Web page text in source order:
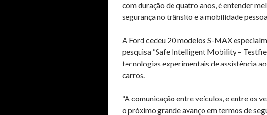
com duração de quatro anos, é entender
segurança no trânsito e a mobilidade
A Ford cedeu 20 modelos S-MAX
pesquisa “Safe Intelligent Mobility –
tecnologias experimentais de assistência
carros.
“A comunicação entre veículos, e entre os
o próximo grande avanço em termos de